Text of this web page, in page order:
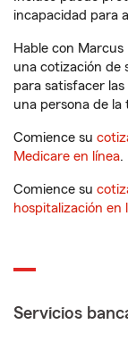
incapacidad para
Hable con
una cotización de
para satisfacer
una persona de la
Comience su
Medicare en línea.
Comience su
hospitalización en
Servicios